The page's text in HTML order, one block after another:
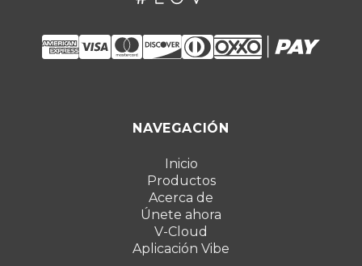
NAVEGACIÓN
Inicio
Productos
Acerca de
Únete ahora
V-Cloud
Aplicación Vibe